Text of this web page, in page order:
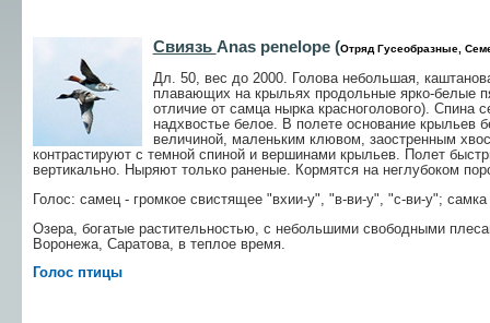
Свиязь Anas penelope (Отряд Гусеобразные,
Дл. 50, вес до 2000. Голова небольшая,
плавающих на крыльях продольные ярко-белые
отличие от самца нырка красноголового). Спина
надхвостье белое. В полете основание крыльев
величиной, маленьким клювом, заостренным
контрастируют с темной спиной и вершинами крыльев. Полет
вертикально. Ныряют только раненые. Кормятся на неглубоком
Голос: самец - громкое свистящее "вхии-у", "в-ви-у", "с-ви-у"; самка
Озера, богатые растительностью, с небольшими свободными
Воронежа, Саратова, в теплое время.
Голос птицы